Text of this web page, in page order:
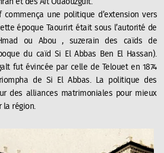
une politique d’extension vers
époque Taourirt était sous l’autorité de
ou Abou , suzerain des caïds de
du caïd Si El Abbas Ben El Hassan).
fut évincée par celle de Telouet en 1874
de Si El Abbas. La politique des
des alliances matrimoniales pour mieux
région.